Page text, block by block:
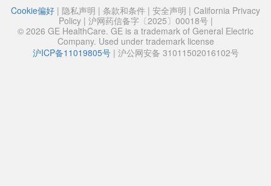
Cookie偏好 | 隐私声明 | 条款和条件 | 安全声明 | California Privacy
Policy| 沪网药信备字〔2025〕00018号|
© 2026 GE HealthCare. GE is a trademark of General Electric
Company. Used under trademark license
沪ICP备11019805号| 沪公网安备 31011502016102号